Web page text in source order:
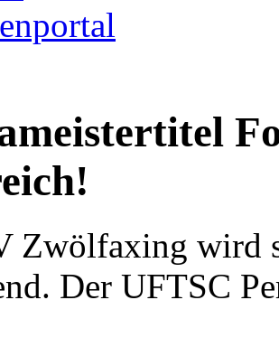
Zwölfaxing wird
Der UFTSC